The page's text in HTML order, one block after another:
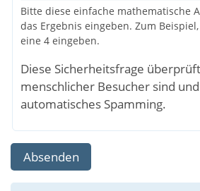
Bitte diese einfache mathematische
das Ergebnis eingeben. Zum
eine 4 eingeben.
Diese Sicherheitsfrage
menschlicher Besucher sind
automatisches Spamming.